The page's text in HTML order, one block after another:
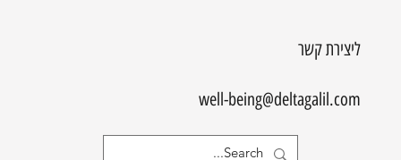
ליצירת קשר
well-being@deltagalil.com